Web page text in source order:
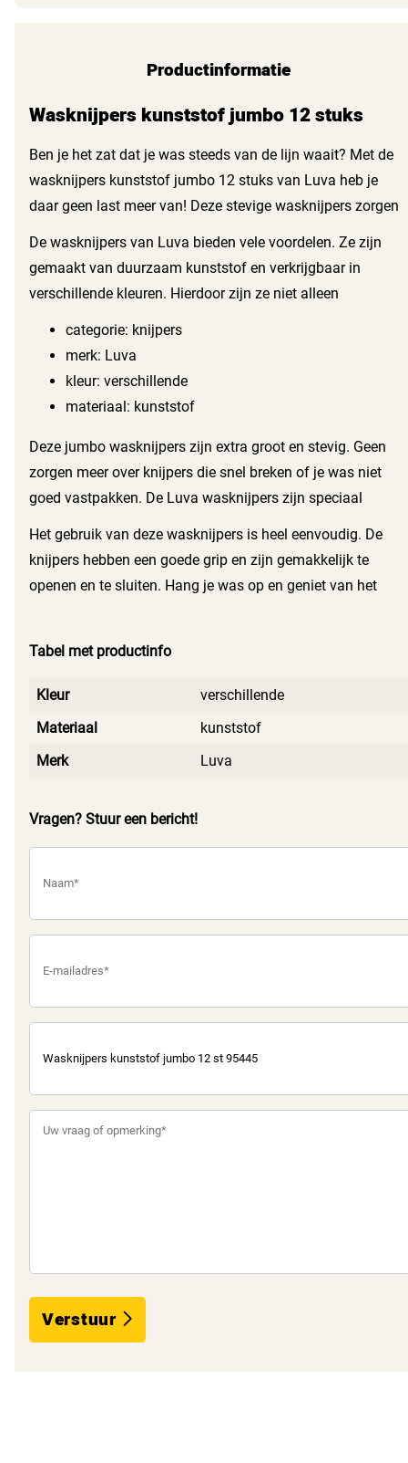
Productinformatie
Wasknijpers kunststof jumbo 12 stuks
Ben je het zat dat je was steeds van de lijn waait? Met de
wasknijpers kunststof jumbo 12 stuks van Luva heb je
daar geen last meer van! Deze stevige wasknijpers zorgen
De wasknijpers van Luva bieden vele voordelen. Ze zijn
gemaakt van duurzaam kunststof en verkrijgbaar in
verschillende kleuren. Hierdoor zijn ze niet alleen
categorie: knijpers
merk: Luva
kleur: verschillende
materiaal: kunststof
Deze jumbo wasknijpers zijn extra groot en stevig. Geen
zorgen meer over knijpers die snel breken of je was niet
goed vastpakken. De Luva wasknijpers zijn speciaal
Het gebruik van deze wasknijpers is heel eenvoudig. De
knijpers hebben een goede grip en zijn gemakkelijk te
openen en te sluiten. Hang je was op en geniet van het
waait of dat de knijpers afbreken.
Tabel met productinfo
Kleur
verschillende
Materiaal
kunststof
Merk
Luva
Vragen? Stuur een bericht!
Verstuur